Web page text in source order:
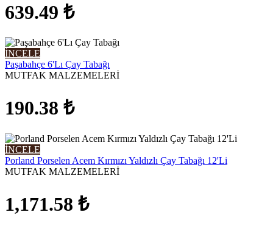
639.49 ₺
İNCELE
Paşabahçe 6'Lı Çay Tabağı
MUTFAK MALZEMELERİ
190.38 ₺
İNCELE
Porland Porselen Acem Kırmızı Yaldızlı Çay Tabağı 12'Li
MUTFAK MALZEMELERİ
1,171.58 ₺